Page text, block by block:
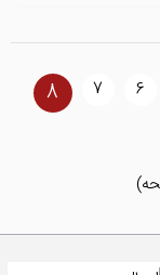
6
7
8